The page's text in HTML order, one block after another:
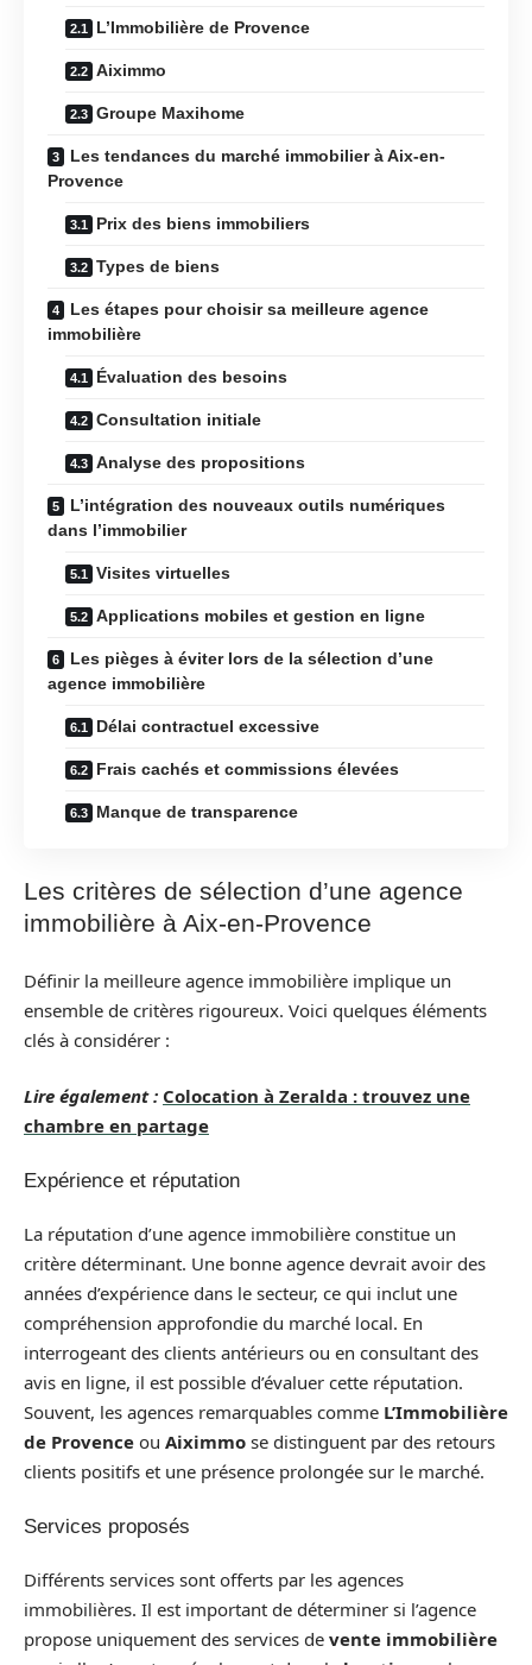
L’Immobilière de Provence
Aiximmo
Groupe Maxihome
Les tendances du marché immobilier à Aix-en-
Provence
Prix des biens immobiliers
Types de biens
Les étapes pour choisir sa meilleure agence
immobilière
Évaluation des besoins
Consultation initiale
Analyse des propositions
L’intégration des nouveaux outils numériques
dans l’immobilier
Visites virtuelles
Applications mobiles et gestion en ligne
Les pièges à éviter lors de la sélection d’une
agence immobilière
Délai contractuel excessive
Frais cachés et commissions élevées
Manque de transparence
Les critères de sélection d’une agence
immobilière à Aix-en-Provence
Définir la meilleure agence immobilière implique un
ensemble de critères rigoureux. Voici quelques éléments
clés à considérer :
Lire également : Colocation à Zeralda : trouvez une
chambre en partage
Expérience et réputation
La réputation d’une agence immobilière constitue un
critère déterminant. Une bonne agence devrait avoir des
années d’expérience dans le secteur, ce qui inclut une
compréhension approfondie du marché local. En
interrogeant des clients antérieurs ou en consultant des
avis en ligne, il est possible d’évaluer cette réputation.
Souvent, les agences remarquables comme L’Immobilière
de Provence ou Aiximmo se distinguent par des retours
clients positifs et une présence prolongée sur le marché.
Services proposés
Différents services sont offerts par les agences
immobilières. Il est important de déterminer si l’agence
propose uniquement des services de vente immobilière